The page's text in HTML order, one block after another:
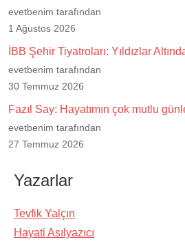
evetbenim tarafından
1 Ağustos 2026
İBB Şehir Tiyatroları: Yıldızlar
evetbenim tarafından
30 Temmuz 2026
Fazıl Say: Hayatımın çok mutlu
evetbenim tarafından
27 Temmuz 2026
Yazarlar
Tevfik Yalçın
Hayati Asılyazıcı